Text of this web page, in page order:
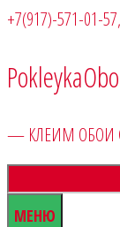
+7(917)-571-01-57
— КЛЕИМ ОБОИ
МЕНЮ